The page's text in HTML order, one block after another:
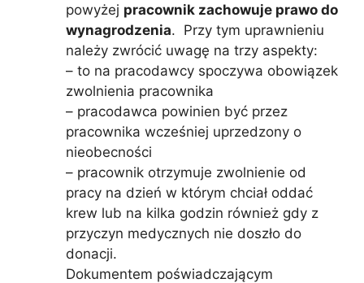
powyżej pracownik zachowuje prawo do
wynagrodzenia. Przy tym uprawnieniu
należy zwrócić uwagę na trzy aspekty:
– to na pracodawcy spoczywa obowiązek
zwolnienia pracownika
– pracodawca powinien być przez
pracownika wcześniej uprzedzony o
nieobecności
– pracownik otrzymuje zwolnienie od
pracy na dzień w którym chciał oddać
krew lub na kilka godzin również gdy z
przyczyn medycznych nie doszło do
donacji.
Dokumentem poświadczającym